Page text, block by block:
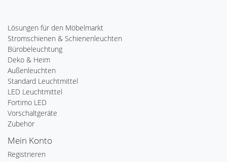
Lösungen für den Möbelmarkt
Stromschienen & Schienenleuchten
Bürobeleuchtung
Deko & Heim
Außenleuchten
Standard Leuchtmittel
LED Leuchtmittel
Fortimo LED
Vorschaltgeräte
Zubehör
Mein Konto
Registrieren